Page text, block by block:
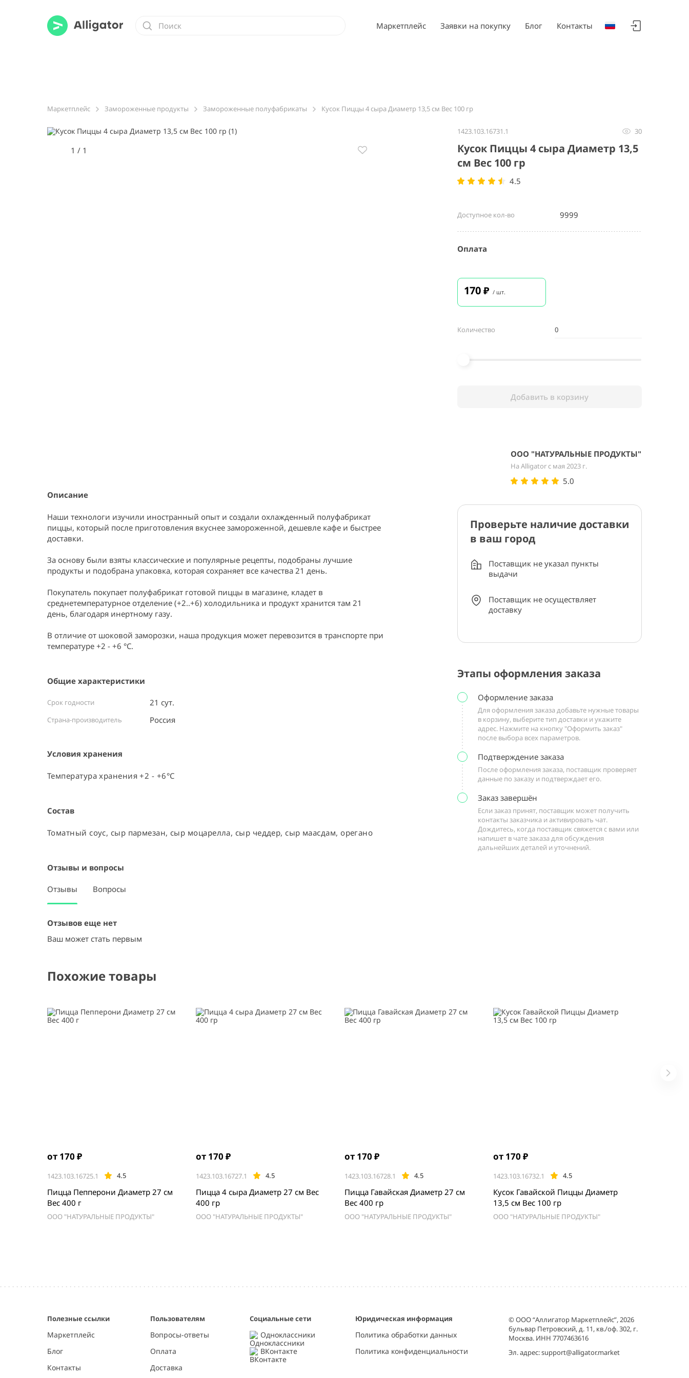
Маркетплейс Заявки на покупку Блог Контакты
Маркетплейс Замороженные продукты Замороженные полуфабрикаты Кусок Пиццы 4 сыра Диаметр 13,5 см Вес 100 гр
1 / 1
1
Описание
Наши технологи изучили иностранный опыт и создали охлажденный полуфабрикат
пиццы, который после приготовления вкуснее замороженной, дешевле кафе и быстрее
доставки.
За основу были взяты классические и популярные рецепты, подобраны лучшие
продукты и подобрана упаковка, которая сохраняет все качества 21 день.
Покупатель покупает полуфабрикат готовой пиццы в магазине, кладет в
среднетемпературное отделение (+2..+6) холодильника и продукт хранится там 21
день, благодаря инертному газу.
В отличие от шоковой заморозки, наша продукция может перевозится в транспорте при
температуре +2 - +6 °C.
Общие характеристики
Срок годности 21 сут.
Страна-производитель Россия ⠀
Условия хранения
Температура хранения +2 - +6°C
Состав
Томатный соус, сыр пармезан, сыр моцарелла, сыр чеддер, сыр маасдам, орегано
Отзывы и вопросы
Отзывы Вопросы
Отзывов еще нет
Ваш может стать первым
1423.103.16731.1 30
Кусок Пиццы 4 сыра Диаметр 13,5
см Вес 100 гр
4.5
Доступное кол-во 9999
Оплата
170₽ / шт.
Количество
Добавить в корзину
ООО "НАТУРАЛЬНЫЕ ПРОДУКТЫ"
На Alligator с мая 2023 г.
5.0
Проверьте наличие доставки
в ваш город
Поставщик не указал пункты
выдачи
Поставщик не осуществляет
доставку
Этапы оформления заказа
Оформление заказа
Для оформления заказа добавьте нужные товары
в корзину, выберите тип доставки и укажите
адрес. Нажмите на кнопку "Оформить заказ"
после выбора всех параметров.
Подтверждение заказа
После оформления заказа, поставщик проверяет
данные по заказу и подтверждает его.
Заказ завершён
Если заказ принят, поставщик может получить
контакты заказчика и активировать чат.
Дождитесь, когда поставщик свяжется с вами или
напишет в чате заказа для обсуждения
дальнейших деталей и уточнений.
Похожие товары
от 170 ₽
1423.103.16725.1 4.5
Пицца Пепперони Диаметр 27 см
Вес 400 г
ООО "НАТУРАЛЬНЫЕ ПРОДУКТЫ"
от 170 ₽
1423.103.16727.1 4.5
Пицца 4 сыра Диаметр 27 см Вес
400 гр
ООО "НАТУРАЛЬНЫЕ ПРОДУКТЫ"
от 170 ₽
1423.103.16728.1 4.5
Пицца Гавайская Диаметр 27 см
Вес 400 гр
ООО "НАТУРАЛЬНЫЕ ПРОДУКТЫ"
от 170 ₽
1423.103.16732.1 4.5
Кусок Гавайской Пиццы Диаметр
13,5 см Вес 100 гр
ООО "НАТУРАЛЬНЫЕ ПРОДУКТЫ"
Полезные ссылки
Маркетплейс
Блог
Контакты
Пользователям
Вопросы-ответы
Оплата
Доставка
Социальные сети
Одноклассники
ВКонтакте
Юридическая информация
Политика обработки данных
Политика конфиденциальности
© ООО “Аллигатор Маркетплейс”, 2026
бульвар Петровский, д. 11, кв./оф. 302, г.
Москва. ИНН 7707463616
Эл. адрес:support@alligator.market